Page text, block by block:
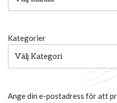
Kategorier
Ange din e-postadress för att